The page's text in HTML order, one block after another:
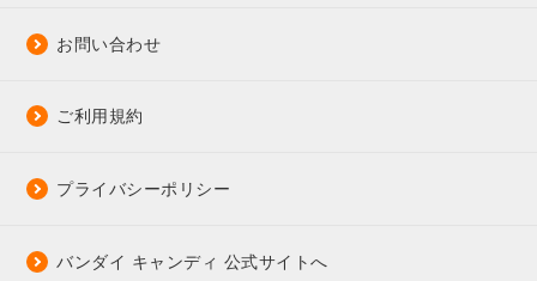
お問い合わせ
ご利用規約
プライバシーポリシー
バンダイ キャンディ 公式サイトへ